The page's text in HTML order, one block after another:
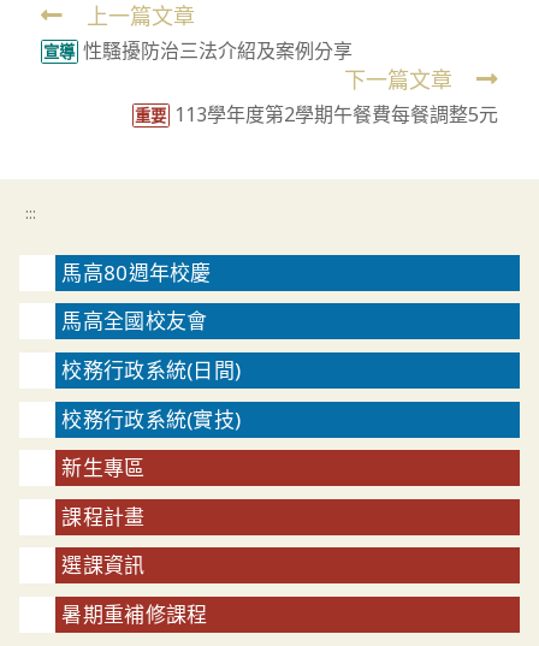
Read
more
上一篇文章
宣導 性騷擾防治三法介紹及案例分享
下一篇文章
重要 113學年度第2學期午餐費每餐調整5元
:::
馬高80週年校慶
馬高全國校友會
校務行政系統(日間)
校務行政系統(實技)
新生專區
課程計畫
選課資訊
暑期重補修課程